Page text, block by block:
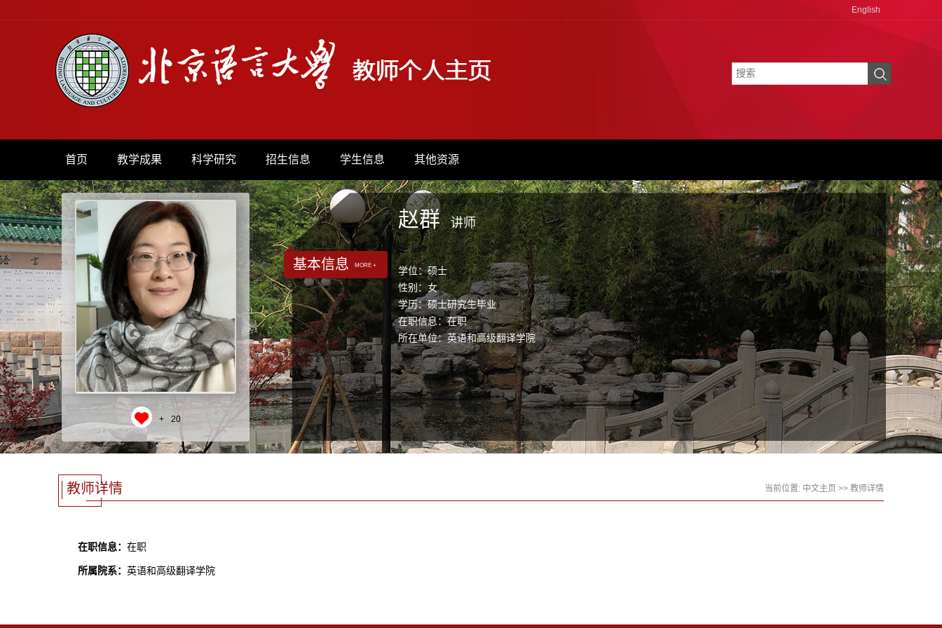
English
首页 教学成果 科学研究 招生信息 学生信息 其他资源
+ 20
基本信息 MORE +
赵群 讲师
学位：硕士
性别：女
学历：硕士研究生毕业
在职信息：在职
所在单位：英语和高级翻译学院
教师详情 当前位置: 中文主页 >> 教师详情
在职信息： 在职
所属院系： 英语和高级翻译学院